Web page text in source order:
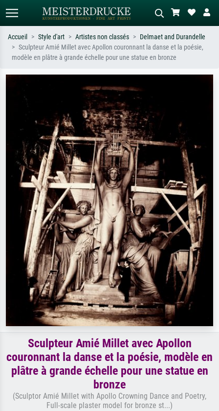
Recherche standard Recherche d'images IA
impressionnisme, vague de Hokusai,
tableau sombre, nu debout près d'un
Accueil Style d'art Artistes non classés
Delmaet and Durandelle
Sculpteur Amié Millet avec Apollon couronnant la danse et la poésie,
modèle en plâtre à grande échelle pour une statue en bronze
Sculpteur Amié Millet avec Apollon
couronnant la danse et la poésie, modèle en
plâtre à grande échelle pour une statue en
bronze
(Sculptor Amié Millet with Apollo Crowning Dance and Poetry,
Full-scale plaster model for bronze st...)